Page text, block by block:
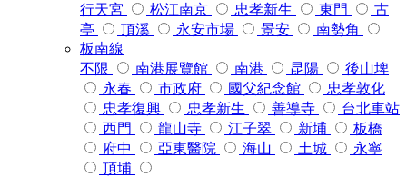
行天宮
松江南京 忠孝新生 東門
古
亭
頂溪 永安市場 景安
南勢角
板南線
不限
南港展覽館 南港 昆陽
後山埤
永春
市政府 國父紀念館
忠孝敦化
忠孝復興
忠孝新生 善導寺
台北車站
西門
龍山寺 江子翠 新埔
板橋
府中
亞東醫院 海山 土城
永寧
頂埔